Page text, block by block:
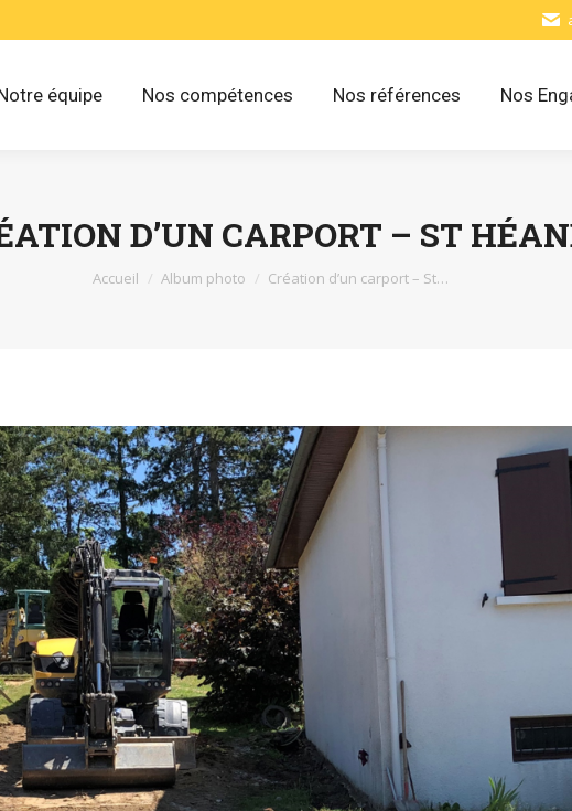
équipe Nos compétences Nos références Nos
D’UN CARPORT – ST
Vous êtes ici :
Accueil Album photo Création d’un carport – St…